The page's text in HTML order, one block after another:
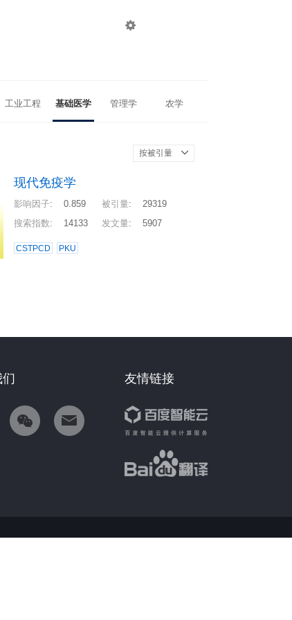

工业工程 基础医学 管理学 农学
按被引量
现代免疫学
影响因子: 0.859 被引量:
29319
搜索指数: 14133 发文量: 5907
CSTPCD PKU
友情链接